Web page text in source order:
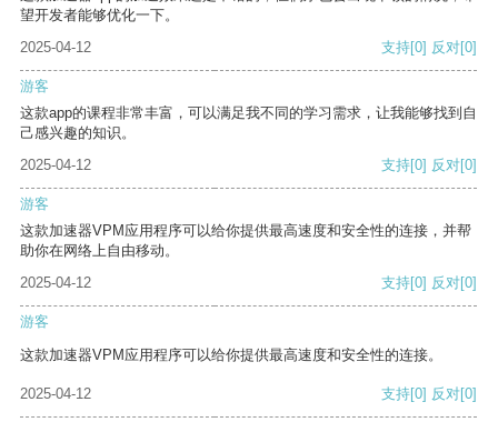
望开发者能够优化一下。
2025-04-12
支持[0] 反对[0]
游客
这款app的课程非常丰富，可以满足我不同的学习需求，让我能够找到自
己感兴趣的知识。
2025-04-12
支持[0] 反对[0]
游客
这款加速器VPM应用程序可以给你提供最高速度和安全性的连接，并帮
助你在网络上自由移动。
2025-04-12
支持[0] 反对[0]
游客
这款加速器VPM应用程序可以给你提供最高速度和安全性的连接。
2025-04-12 支持[0] 反对[0]